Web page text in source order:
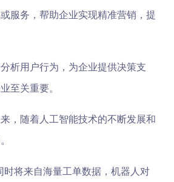
服务，帮助企业实现精准营销，提
析用户行为，为企业提供决策支
至关重要。
，随着人工智能技术的不断发展和
时将来自海量工单数据，机器人对